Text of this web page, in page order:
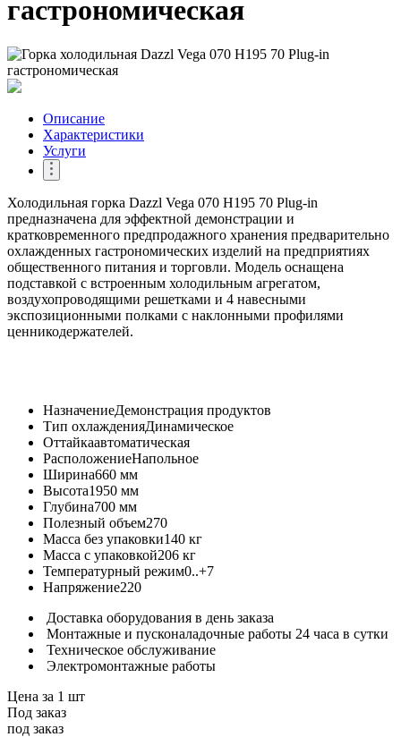
гастрономическая
Описание
Характеристики
Услуги
Холодильная горка Dazzl Vega 070 H195 70 Plug-in
предназначена для эффектной демонстрации и
кратковременного предпродажного хранения предварительно
охлажденных гастрономических изделий на предприятиях
общественного питания и торговли. Модель оснащена
подставкой с встроенным холодильным агрегатом,
воздухопроводящими решетками и 4 навесными
экспозиционными полками с наклонными профилями
ценникодержателей.
НазначениеДемонстрация продуктов
Тип охлажденияДинамическое
Оттайкаавтоматическая
РасположениеНапольное
Ширина660 мм
Высота1950 мм
Глубина700 мм
Полезный объем270
Масса без упаковки140 кг
Масса с упаковкой206 кг
Температурный режим0..+7
Напряжение220
Доставка оборудования в день заказа
Монтажные и пусконаладочные работы 24 часа в сутки
Техническое обслуживание
Электромонтажные работы
Цена за 1 шт
Под заказ
под заказ